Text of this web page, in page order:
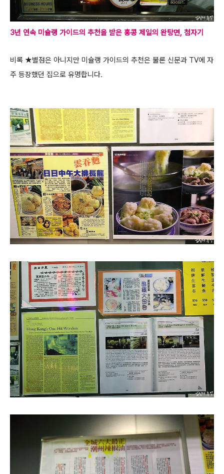
3년 연속 미슐랭 가이드의 추천을 받은 홍콩 제일의 완탕면, 첨자기
비록 ★별점은 아니지만 미슐랭 가이드의 추천은 물론 신문과 TV에 자
주 등장했던 집으로 유명합니다.